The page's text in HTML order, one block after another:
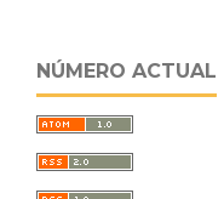
NÚMERO ACTUAL